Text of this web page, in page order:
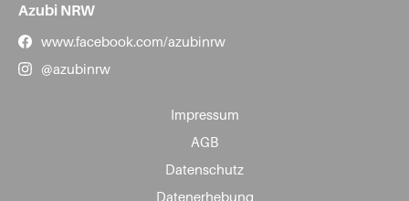
Azubi NRW
www.facebook.com/azubinrw
@azubinrw
Impressum
AGB
Datenschutz
Datenerhebung